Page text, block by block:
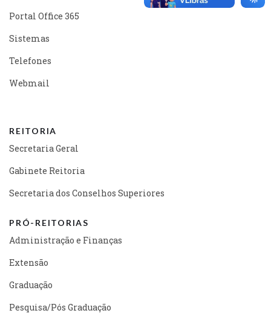
Portal Office 365
Sistemas
Telefones
Webmail
REITORIA
Secretaria Geral
Gabinete Reitoria
Secretaria dos Conselhos Superiores
PRÓ-REITORIAS
Administração e Finanças
Extensão
Graduação
Pesquisa/Pós Graduação